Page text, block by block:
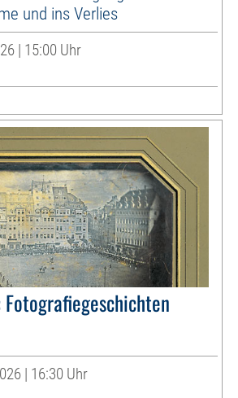
und ins Verlies
| 15:00 Uhr
Fotografiegeschichten
| 16:30 Uhr